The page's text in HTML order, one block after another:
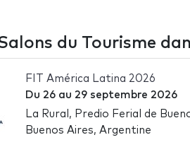
du Tourisme
FIT América Latina 2026
Du 26au 29 septembre 2026
La Rural, Predio Ferial de
Buenos Aires, Argentine